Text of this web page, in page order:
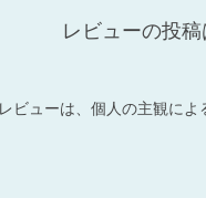
レビューの投
ビューは、個人の主観によ